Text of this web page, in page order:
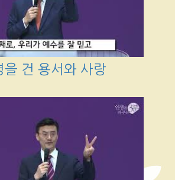
을 건 용서와 사랑